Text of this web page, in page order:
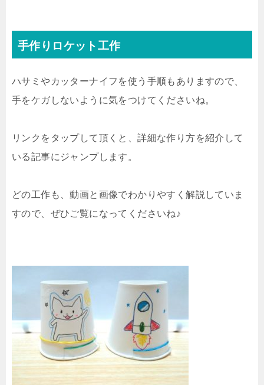
手作りロケット工作
ハサミやカッターナイフを使う手順もありますので、
手をケガしないように気をつけてくださいね。
リンクをタップして頂くと、詳細な作り方を紹介して
いる記事にジャンプします。
どの工作も、動画と画像でわかりやすく解説していま
すので、ぜひご覧になってくださいね♪